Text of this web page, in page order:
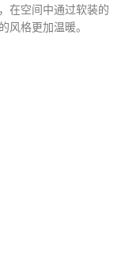
在空间中通过软装的
风格更加温暖。